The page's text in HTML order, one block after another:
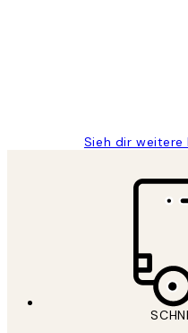
Sieh dir weitere